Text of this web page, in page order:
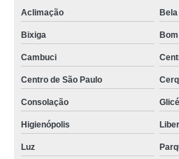
Aclimação
Bixiga
Cambuci
Centro de São Paulo
Consolação
Higienópolis
Luz